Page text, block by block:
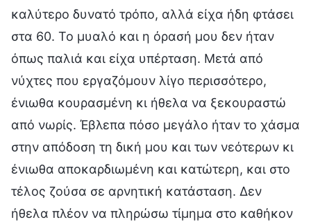
καλύτερο δυνατό τρόπο, αλλά είχα ήδη φτάσει
στα 60. Το μυαλό και η όρασή μου δεν ήταν
όπως παλιά και είχα υπέρταση. Μετά από
νύχτες που εργαζόμουν λίγο περισσότερο,
ένιωθα κουρασμένη κι ήθελα να ξεκουραστώ
από νωρίς. Έβλεπα πόσο μεγάλο ήταν το χάσμα
στην απόδοση τη δική μου και των νεότερων κι
ένιωθα αποκαρδιωμένη και κατώτερη, και στο
τέλος ζούσα σε αρνητική κατάσταση. Δεν
ήθελα πλέον να πληρώσω τίμημα στο καθήκον